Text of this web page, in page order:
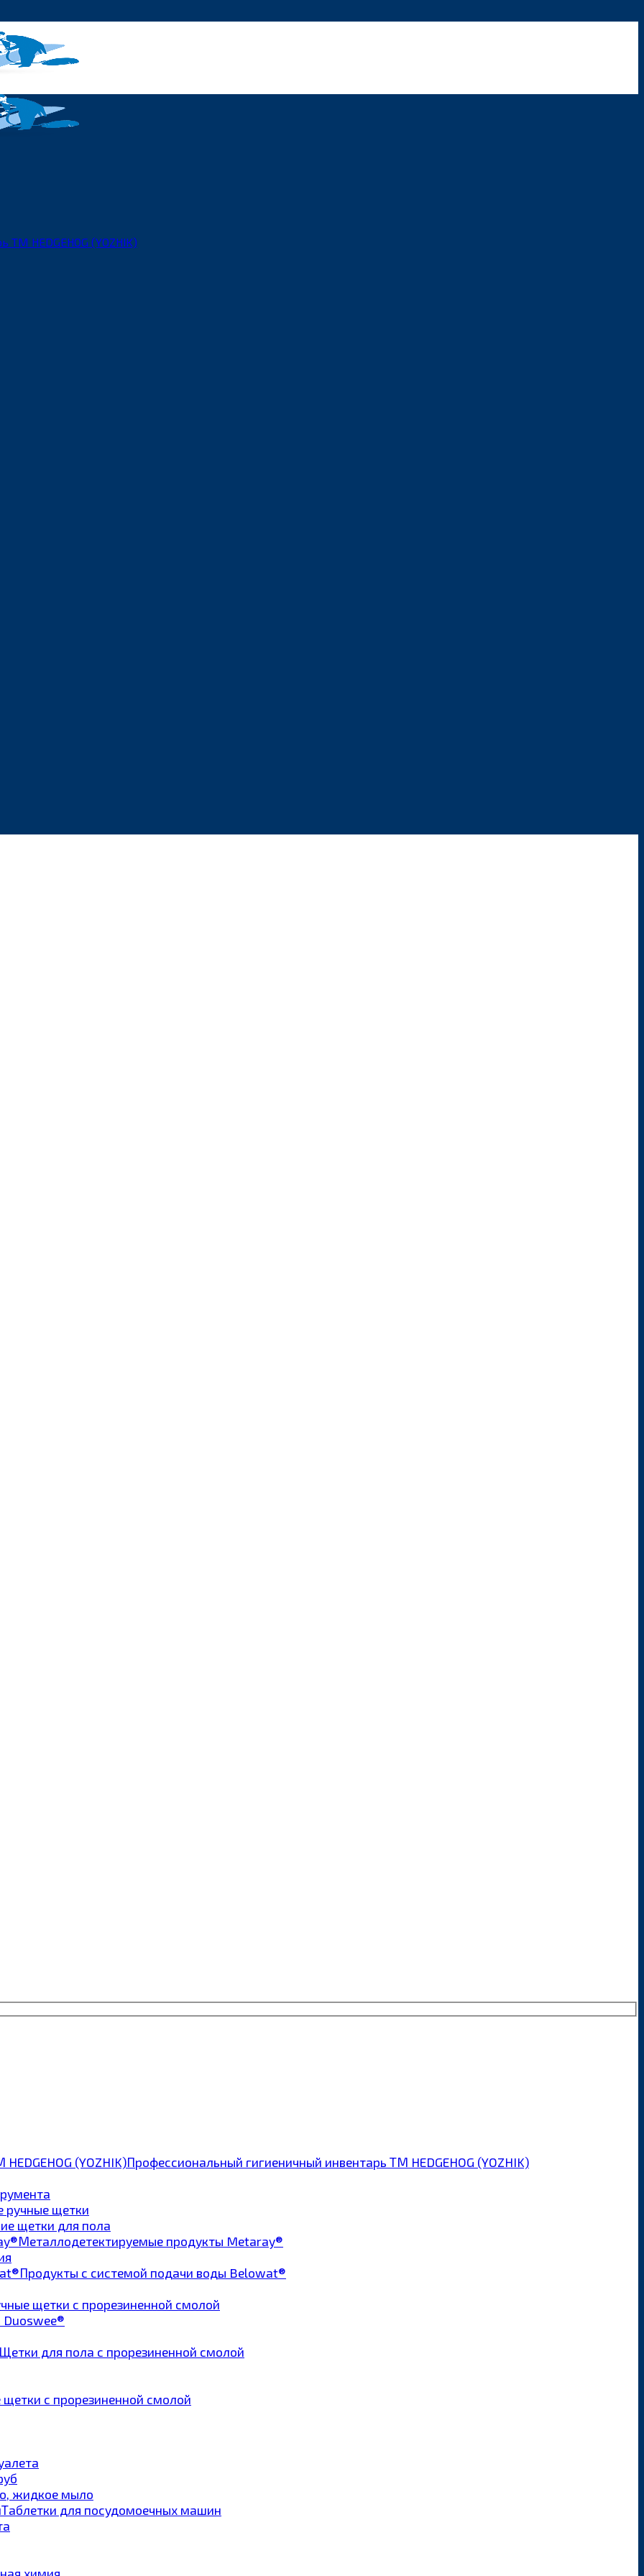
HEDGEHOG (YOZHIK)
Профессиональный гигиеничный инвентарь ТМ HEDGEHOG (YOZHIK)
ручные щетки
щетки для пола
Металлодетектируемые продукты Metaray®
Продукты с системой подачи воды Belowat®
щетки с прорезиненной смолой
Duoswee®
Щетки для пола с прорезиненной смолой
щетки с прорезиненной смолой
жидкое мыло
Таблетки для посудомоечных машин